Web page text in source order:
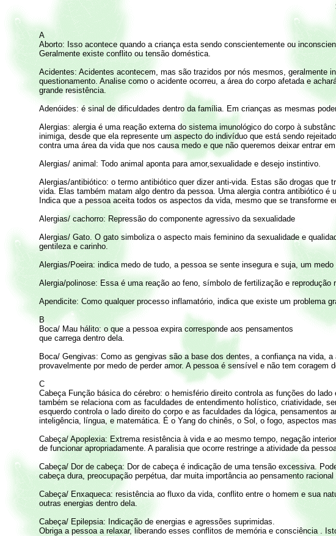
A
Aborto: Isso acontece quando a criança esta sendo conscientemente ou
Geralmente existe conflito ou tensão doméstica.
Acidentes: Acidentes acontecem, mas são trazidos por nós mesmos, geralmente
questionamento. Analise como o acidente ocorreu, a área do corpo afetada e
grande resistência.
Adenóides: é sinal de dificuldades dentro da família. Em crianças as mesmas
Alergias: alergia é uma reação externa do sistema imunológico do corpo à
inimiga, desde que ela represente um aspecto do indivíduo que está sendo
contra uma área da vida que nos causa medo e que não queremos deixar entrar
Alergias/ animal: Todo animal aponta para amor,sexualidade e desejo instintivo.
Alergias/antibiótico: o termo antibiótico quer dizer anti-vida. Estas são drogas que
vida. Elas também matam algo dentro da pessoa. Uma alergia contra antibiótico é
Indica que a pessoa aceita todos os aspectos da vida, mesmo que se transforme
Alergias/ cachorro: Repressão do componente agressivo da sexualidade
Alergias/ Gato. O gato simboliza o aspecto mais feminino da sexualidade e
gentileza e carinho.
Alergias/Poeira: indica medo de tudo, a pessoa se sente insegura e suja, um
Alergia/polinose: Essa é uma reação ao feno, símbolo de fertilização e
Apendicite: Como qualquer processo inflamatório, indica que existe um problema
B
Boca/ Mau hálito: o que a pessoa expira corresponde aos pensamentos
que carrega dentro dela.
Boca/ Gengivas: Como as gengivas são a base dos dentes, a confiança na vida,
provavelmente por medo de perder amor. A pessoa é sensível e não tem coragem
C
Cabeça Função básica do cérebro: o hemisfério direito controla as funções do lado
também se relaciona com as faculdades de entendimento holístico, criatividade,
esquerdo controla o lado direito do corpo e as faculdades da lógica, pensamentos
inteligência, língua, e matemática. É o Yang do chinês, o Sol, o fogo, aspectos
Cabeça/ Apoplexia: Extrema resistência à vida e ao mesmo tempo, negação
de funcionar apropriadamente. A paralisia que ocorre restringe a atividade da
Cabeça/ Dor de cabeça: Dor de cabeça é indicação de uma tensão excessiva.
cabeça dura, preocupação perpétua, dar muita importância ao pensamento
Cabeça/ Enxaqueca: resistência ao fluxo da vida, conflito entre o homem e sua
outras energias dentro dela.
Cabeça/ Epilepsia: Indicação de energias e agressões suprimidas.
Obriga a pessoa a relaxar, liberando esses conflitos de memória e consciência .